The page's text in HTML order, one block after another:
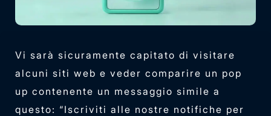
Vi sarà sicuramente capitato di visitare
alcuni siti web e veder comparire un pop
up contenente un messaggio simile a
questo: “Iscriviti alle nostre notifiche per